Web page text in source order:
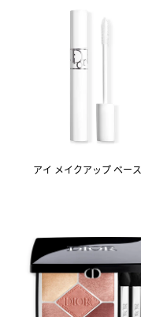
アイ メイクアップ ベース